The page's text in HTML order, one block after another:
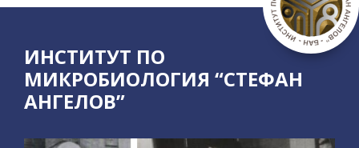
ИНСТИТУТ ПО
МИКРОБИОЛОГИЯ “СТЕФАН
АНГЕЛОВ”